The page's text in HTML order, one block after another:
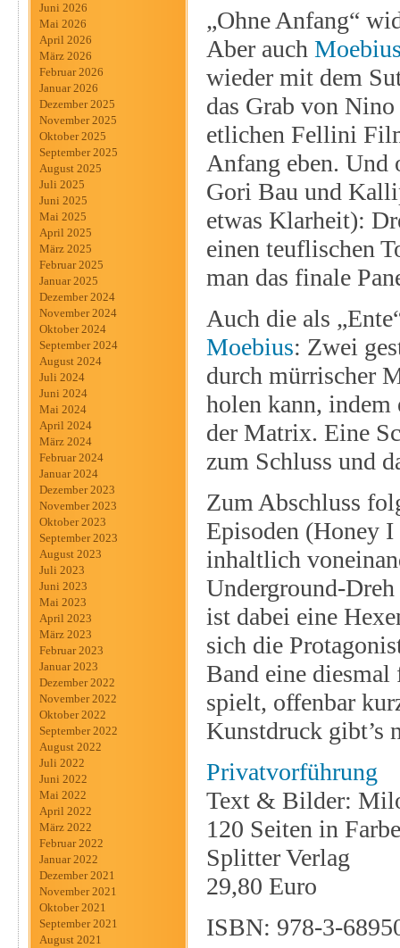
Juni 2026
Mai 2026
April 2026
März 2026
Februar 2026
Januar 2026
Dezember 2025
November 2025
Oktober 2025
September 2025
August 2025
Juli 2025
Juni 2025
Mai 2025
April 2025
März 2025
Februar 2025
Januar 2025
Dezember 2024
November 2024
Oktober 2024
September 2024
August 2024
Juli 2024
Juni 2024
Mai 2024
April 2024
März 2024
Februar 2024
Januar 2024
Dezember 2023
November 2023
Oktober 2023
September 2023
August 2023
Juli 2023
Juni 2023
Mai 2023
April 2023
März 2023
Februar 2023
Januar 2023
Dezember 2022
November 2022
Oktober 2022
September 2022
August 2022
Juli 2022
Juni 2022
Mai 2022
April 2022
März 2022
Februar 2022
Januar 2022
Dezember 2021
November 2021
Oktober 2021
September 2021
August 2021
„Ohne Anfang“
Aber auch
wieder mit dem
das Grab von
etlichen Fellini
Anfang eben. Und
Gori Bau und
etwas Klarheit):
einen teuflischen
man das finale
Auch die als
Moebius: Zwei
durch mürrischer
holen kann, indem
der Matrix. Eine
zum Schluss und
Zum Abschluss
Episoden (Honey
inhaltlich
Underground-
ist dabei eine
sich die
Band eine
spielt, offenbar
Kunstdruck gibt’s
Privatvorführung
Text & Bilder:
120 Seiten in
Splitter Verlag
29,80 Euro
ISBN: 978-3-